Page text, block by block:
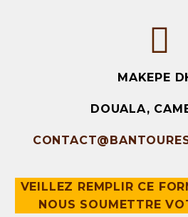
MAKEPE
DOUALA,
VEILLEZ REMPLIR CE
NOUS SOUMETTRE